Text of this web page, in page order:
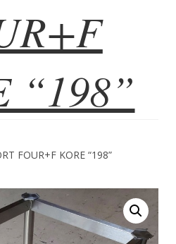
“198”
FOUR+F KORE “198”